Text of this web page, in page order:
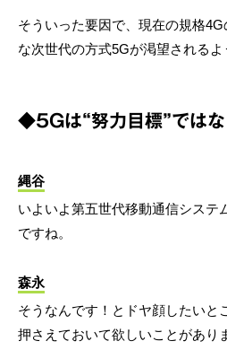
そういった要因で、現在の規格
な次世代の方式5Gが渇望されるよ
◆5Gは“努力目標”ではな
縄谷
いよいよ第五世代移動通信システ
ですね。
森永
そうなんです！とドヤ顔したいと
押さえておいて欲しいことがあり